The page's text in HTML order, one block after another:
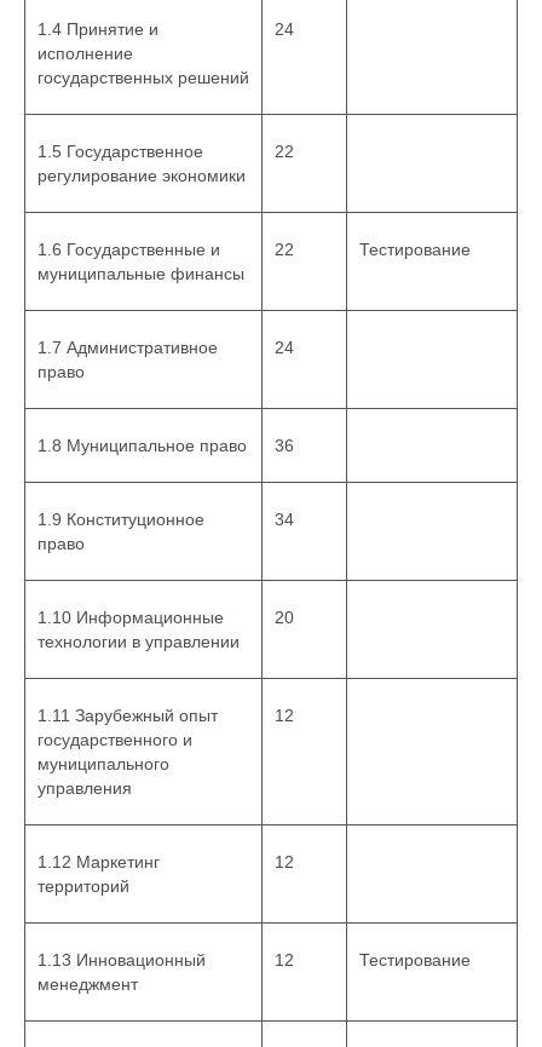
1.4 Принятие и
исполнение
государственных решений
24
1.5 Государственное
регулирование экономики
22
1.6 Государственные и
муниципальные финансы
22 Тестирование
1.7 Административное
право
24
1.8 Муниципальное право 36
1.9 Конституционное
право
34
1.10 Информационные
технологии в управлении
20
1.11 Зарубежный опыт
государственного и
муниципального
управления
12
1.12 Маркетинг
территорий
12
1.13 Инновационный
менеджмент
12 Тестирование